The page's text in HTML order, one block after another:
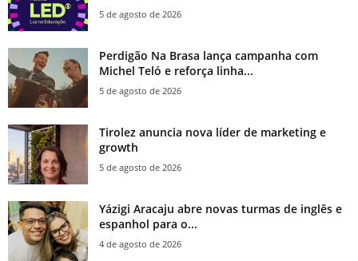
5 de agosto de 2026
Perdigão Na Brasa lança campanha com
Michel Teló e reforça linha...
5 de agosto de 2026
Tirolez anuncia nova líder de marketing e
growth
5 de agosto de 2026
Yázigi Aracaju abre novas turmas de inglês e
espanhol para o...
4 de agosto de 2026